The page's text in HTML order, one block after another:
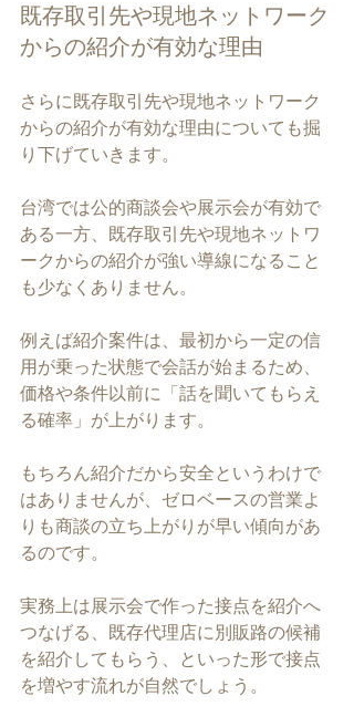
既存取引先や現地ネットワーク
からの紹介が有効な理由
さらに既存取引先や現地ネットワーク
からの紹介が有効な理由についても掘
り下げていきます。
台湾では公的商談会や展示会が有効で
ある一方、既存取引先や現地ネットワ
ークからの紹介が強い導線になること
も少なくありません。
例えば紹介案件は、最初から一定の信
用が乗った状態で会話が始まるため、
価格や条件以前に「話を聞いてもらえ
る確率」が上がります。
もちろん紹介だから安全というわけで
はありませんが、ゼロベースの営業よ
りも商談の立ち上がりが早い傾向があ
るのです。
実務上は展示会で作った接点を紹介へ
つなげる、既存代理店に別販路の候補
を紹介してもらう、といった形で接点
を増やす流れが自然でしょう。